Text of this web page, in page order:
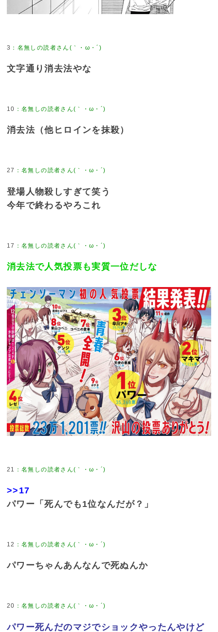
3
文字通り消去法やな
10
消去法（他ヒロインを抹殺）
27
登場人物殺しすぎて笑う
今年で終わるやろこれ
17
消去法で人気投票も実質一位だしな
21
>>17
パワー「死んでも1位なんだが？」
12
パワーちゃんあんなんで死ぬんか
20
パワー死んだのマジでショックやったんやけど